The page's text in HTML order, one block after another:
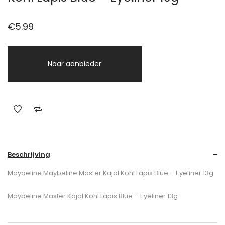
€5.99
Naar aanbieder
Beschrijving
Maybeline Maybeline Master Kajal Kohl Lapis Blue – Eyeliner 13g
Maybeline Master Kajal Kohl Lapis Blue – Eyeliner 13g